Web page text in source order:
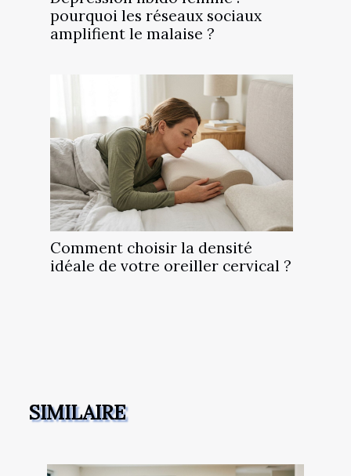
pourquoi les réseaux sociaux
amplifient le malaise ?
Comment choisir la densité
idéale de votre oreiller cervical ?
SIMILAIRE